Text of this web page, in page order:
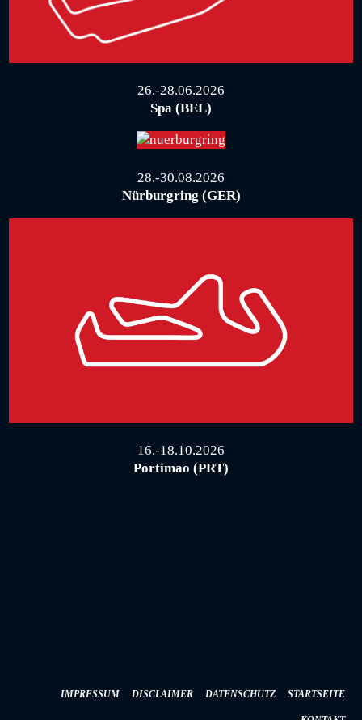
26.-28.06.2026
Spa (BEL)
28.-30.08.2026
Nürburgring (GER)
16.-18.10.2026
Portimao (PRT)
STARTSEITE
DATENSCHUTZ
DISCLAIMER
IMPRESSUM